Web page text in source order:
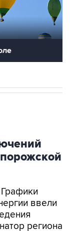
региона